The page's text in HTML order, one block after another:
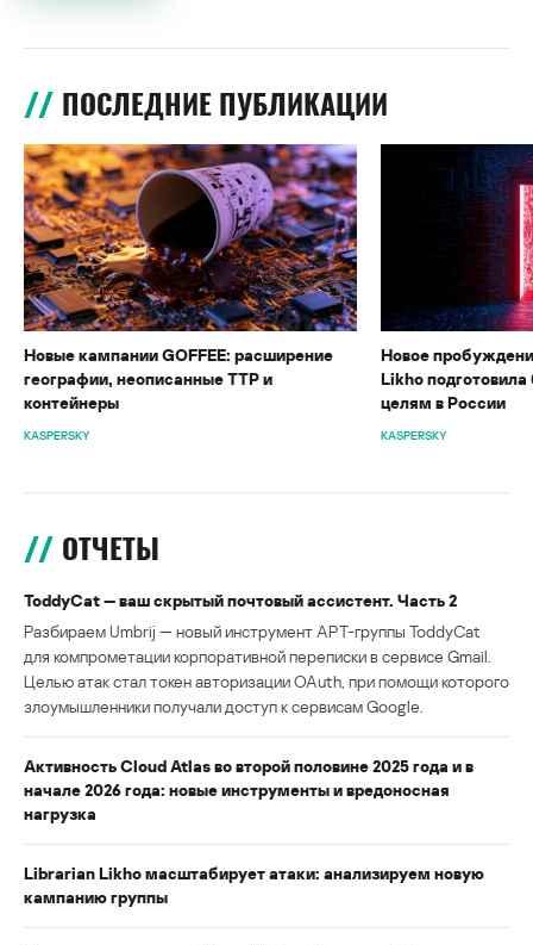
ПОСЛЕДНИЕ ПУБЛИКАЦИИ
Новые кампании GOFFEE: расширение
географии, неописанные TTP и
контейнеры
KASPERSKY
Новое
Likho
целям в России
KASPERSKY
ОТЧЕТЫ
ToddyCat — ваш скрытый почтовый ассистент. Часть 2
Разбираем Umbrij — новый инструмент APT-группы ToddyCat
для компрометации корпоративной переписки в сервисе Gmail.
Целью атак стал токен авторизации OAuth, при помощи которого
злоумышленники получали доступ к сервисам Google.
Активность Cloud Atlas во второй половине 2025 года и в
начале 2026 года: новые инструменты и вредоносная
нагрузка
Librarian Likho масштабирует атаки: анализируем новую
кампанию группы